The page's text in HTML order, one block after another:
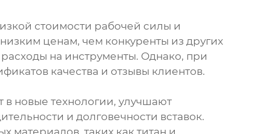
стоимости рабочей силы и
ценам, чем конкуренты из других
на инструменты. Однако, при
качества и отзывы клиентов.
в новые технологии, улучшают
и долговечности вставок.